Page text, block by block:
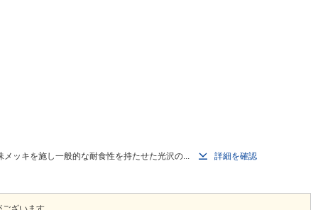
ッキを施し一般的な耐食性を持たせた光沢の... 詳細を確認